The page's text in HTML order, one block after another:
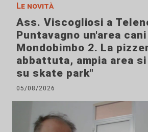
Le novità
Ass. Viscogliosi a
Puntavagno un'area
Mondobimbo 2. La
abbattuta, ampia area
su skate park"
05/08/2026